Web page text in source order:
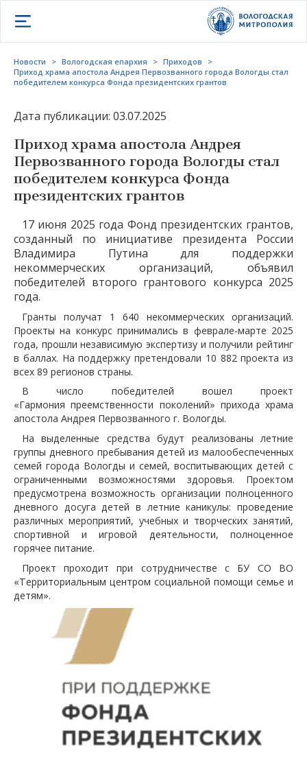
Открыть меню
Новости > Вологодская епархия > Приходов
>
Приход храма апостола Андрея Первозванного города Вологды стал
победителем конкурса Фонда президентских грантов
Дата публикации: 03.07.2025
Приход храма апостола Андрея
Первозванного города Вологды стал
победителем конкурса Фонда
президентских грантов
17 июня 2025 года Фонд президентских грантов,
созданный по инициативе президента России
Владимира Путина для поддержки
некоммерческих организаций, объявил
победителей второго грантового конкурса 2025
года.
Гранты получат 1 640 некоммерческих организаций.
Проекты на конкурс принимались в феврале-марте 2025
года, прошли независимую экспертизу и получили рейтинг
в баллах. На поддержку претендовали 10 882 проекта из
всех 89 регионов страны.
В число победителей вошел проект
«Гармония преемственности поколений» прихода храма
апостола Андрея Первозванного г. Вологды.
На выделенные средства будут реализованы летние
группы дневного пребывания детей из малообеспеченных
семей города Вологды и семей, воспитывающих детей с
ограниченными возможностями здоровья. Проектом
предусмотрена возможность организации полноценного
дневного досуга детей в летние каникулы: проведение
различных мероприятий, учебных и творческих занятий,
спортивной и игровой деятельности, полноценное
горячее питание.
Проект проходит при сотрудничестве с БУ СО ВО
«Территориальным центром социальной помощи семье и
детям».